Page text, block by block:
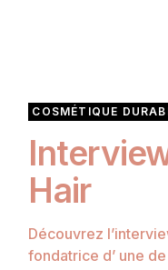
COSMÉTIQUE
Hair
Découvrez
fondatrice d’ une